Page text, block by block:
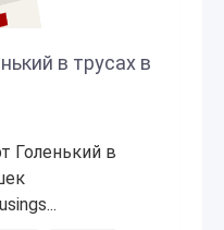
в трусах в
Голенький в